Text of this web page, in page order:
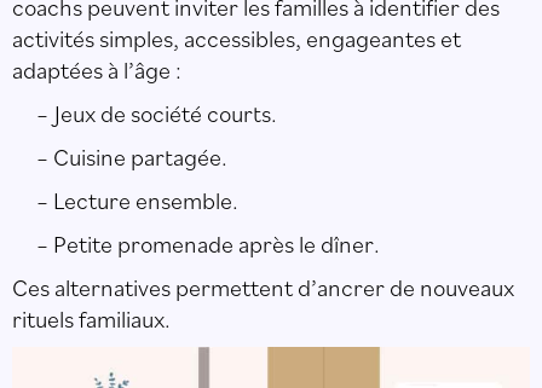
coachs peuvent inviter les familles à identifier des
activités simples, accessibles, engageantes et
adaptées à l’âge :
– Jeux de société courts.
– Cuisine partagée.
– Lecture ensemble.
– Petite promenade après le dîner.
Ces alternatives permettent d’ancrer de nouveaux
rituels familiaux.